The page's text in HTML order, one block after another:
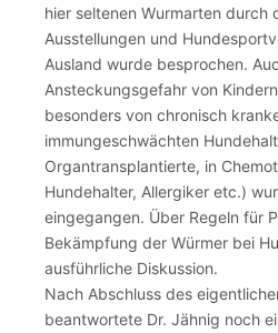
hier seltenen Wurmarten durch
Ausstellungen und
Ausland wurde besprochen.
Ansteckungsgefahr von
besonders von chronisch
immungeschwächten
Organtransplantierte, in
Hundehalter, Allergiker etc.)
eingegangen. Über Regeln für
Bekämpfung der Würmer bei
ausführliche Diskussion.
Nach Abschluss des
beantwortete Dr. Jähnig noch